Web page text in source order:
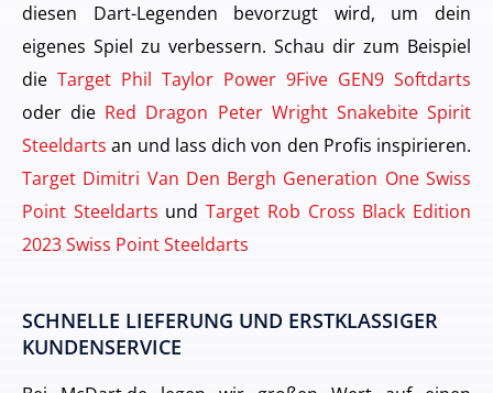
diesen Dart-Legenden bevorzugt wird, um dein
eigenes Spiel zu verbessern. Schau dir zum Beispiel
die Target Phil Taylor Power 9Five GEN9 Softdarts
oder die Red Dragon Peter Wright Snakebite Spirit
Steeldarts an und lass dich von den Profis inspirieren.
Target Dimitri Van Den Bergh Generation One Swiss
Point Steeldarts undTarget Rob Cross Black Edition
2023 Swiss Point Steeldarts
SCHNELLE LIEFERUNG UND ERSTKLASSIGER
KUNDENSERVICE